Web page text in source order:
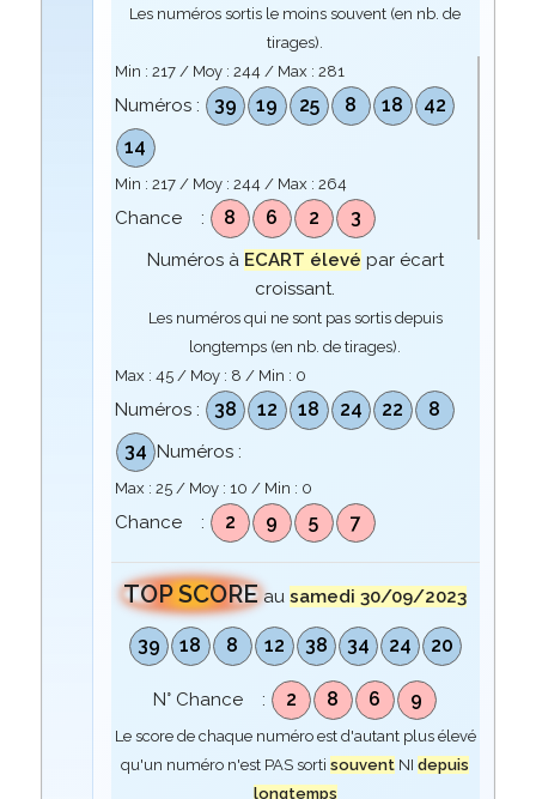
Les numéros sortis le moins souvent (en nb. de
tirages).
Min : 217/ Moy : 244 / Max : 281
Numéros : 39 19 25 8 18
42
14
Min : 217/ Moy : 244 / Max : 264
Chance : 8 6 2 3
Numéros à ECART élevé par écart
croissant.
Les numéros qui ne sont pas sortis depuis
longtemps (en nb. de tirages).
Max : 45/ Moy : 8 / Min : 0
Numéros : 38 12 18 24 22
8
34 Numéros :
Max : 25/ Moy : 10 / Min : 0
Chance : 2 9 5 7
TOP SCOREausamedi 30/09/2023
39 18 8 12 38 34 24 20
N° Chance : 2 8 6 9
Le score de chaque numéro est d'autant plus élevé
qu'un numéro n'est PAS sortisouvent NIdepuis
longtemps